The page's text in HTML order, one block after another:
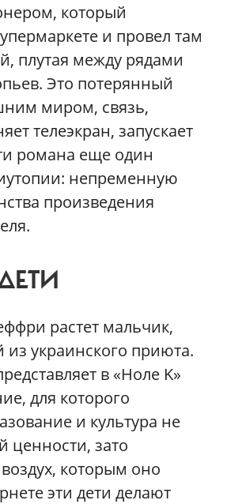
который
и провел там
плутая между рядами
Это потерянный
миром, связь,
телеэкран, запускает
романа еще один
непременную
произведения
растет мальчик,
украинского приюта.
в «Ноле K»
для которого
и культура не
ценности, зато
которым оно
эти дети делают